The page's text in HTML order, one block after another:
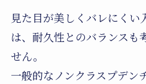
見た目が美しくバレにくい
は、耐久性とのバランスも
せん。
一般的なノンクラスプデン